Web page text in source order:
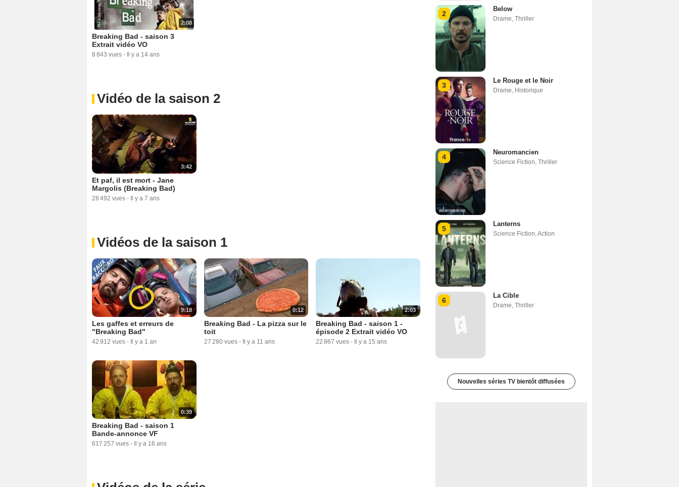
2:08
Breaking Bad - saison 3
Extrait vidéo VO
8 843 vues - Il y a 14 ans
Vidéo de la saison 2
3:42
Et paf, il est mort - Jane
Margolis (Breaking Bad)
28 492 vues - Il y a 7 ans
Vidéos de la saison 1
9:18
Les gaffes et erreurs de
"Breaking Bad"
42 912 vues - Il y a 1 an
0:12
Breaking Bad - La pizza sur le
toit
27 280 vues - Il y a 11 ans
2:03
Breaking Bad - saison 1 -
épisode 2 Extrait vidéo VO
22 867 vues - Il y a 15 ans
0:39
Breaking Bad - saison 1
Bande-annonce VF
617 257 vues - Il y a 16 ans
2
Below
Drame, Thriller
3
Le Rouge et le Noir
Drame, Historique
4
Neuromancien
Science Fiction, Thriller
5
Lanterns
Science Fiction,Action
6
La Cible
Drame, Thriller
Nouvelles séries TV bientôt diffusées